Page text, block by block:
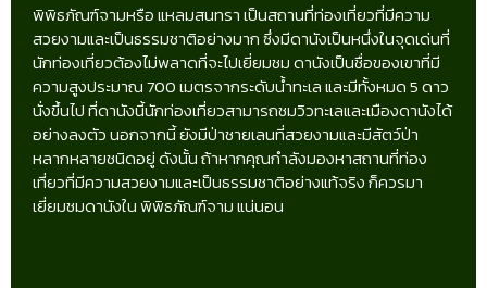
พิพิธภัณฑ์จามหรือ แหลมสนทรา เป็นสถานที่ท่องเที่ยวที่มีความ
สวยงามและเป็นธรรมชาติอย่างมาก ซึ่งมีดานังเป็นหนึ่งในจุดเด่นที่
นักท่องเที่ยวต้องไม่พลาดที่จะไปเยี่ยมชม ดานังเป็นชื่อของเขาที่มี
ความสูงประมาณ 700 เมตรจากระดับน้ำทะเล และมีทั้งหมด 5 ดาว
นั่งขึ้นไป ที่ดานังนี้นักท่องเที่ยวสามารถชมวิวทะเลและเมืองดานังได้
อย่างลงตัว นอกจากนี้ ยังมีป่าชายเลนที่สวยงามและมีสัตว์ป่า
หลากหลายชนิดอยู่ ดังนั้น ถ้าหากคุณกำลังมองหาสถานที่ท่อง
เที่ยวที่มีความสวยงามและเป็นธรรมชาติอย่างแท้จริง ก็ควรมา
เยี่ยมชมดานังใน พิพิธภัณฑ์จาม แน่นอน